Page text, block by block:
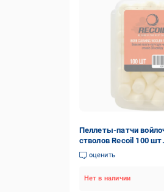
Пеллеты-патчи
стволов Recoil 100
оценить
Нет в наличии